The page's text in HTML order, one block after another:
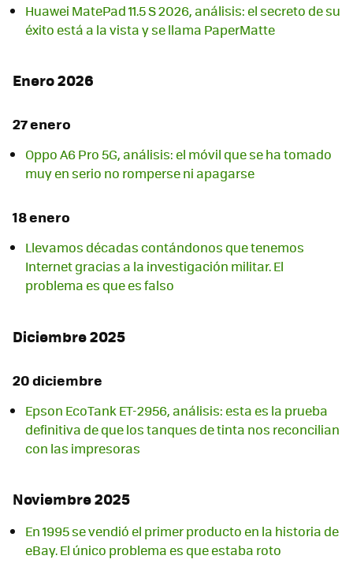
Huawei MatePad 11.5 S 2026, análisis: el secreto de su
éxito está a la vista y se llama PaperMatte
Enero 2026
27 enero
Oppo A6 Pro 5G, análisis: el móvil que se ha tomado
muy en serio no romperse ni apagarse
18 enero
Llevamos décadas contándonos que tenemos
Internet gracias a la investigación militar. El
problema es que es falso
Diciembre 2025
20 diciembre
Epson EcoTank ET-2956, análisis: esta es la prueba
definitiva de que los tanques de tinta nos reconcilian
con las impresoras
Noviembre 2025
En 1995 se vendió el primer producto en la historia de
eBay. El único problema es que estaba roto